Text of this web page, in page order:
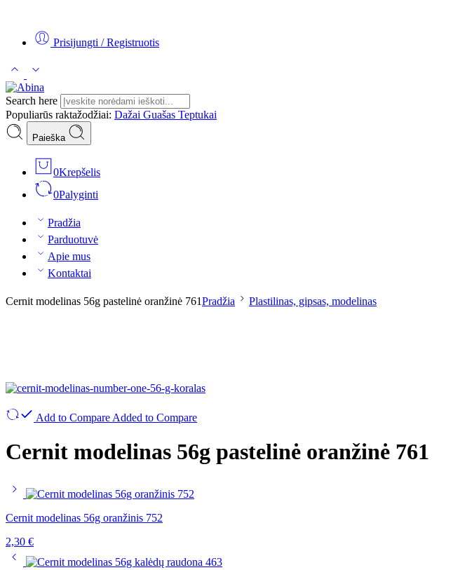
Prisijungti / Registruotis
Search here
Populiarūs raktažodžiai: Dažai Guašas Teptukai
Paieška
0Krepšelis
0Palyginti
Pradžia
Parduotuvė
Apie mus
Kontaktai
Cernit modelinas 56g pastelinė oranžinė 761Pradžia Plastilinas, gipsas, modelinas
Add to Compare Added to Compare
Cernit modelinas 56g pastelinė oranžinė 761
Cernit modelinas 56g oranžinis 752
2,30 €